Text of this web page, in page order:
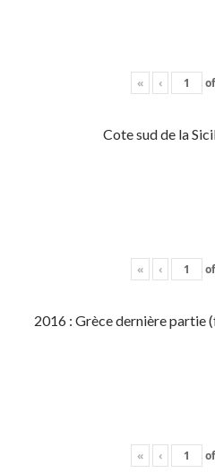
« ‹ of
Cote sud de la
« ‹ of
2016 : Grèce dernière partie
« ‹ of